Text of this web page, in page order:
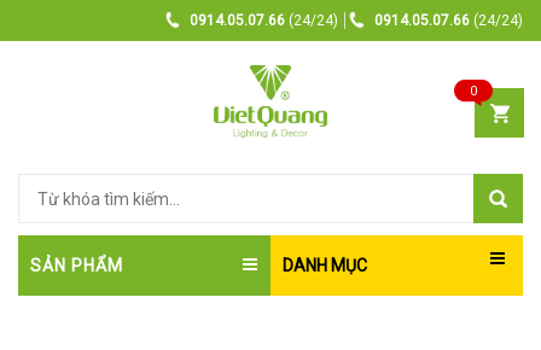
0914.05.07.66 (24/24) 0914.05.07.66 (24/24)
0
SẢN PHẨM DANH MỤC